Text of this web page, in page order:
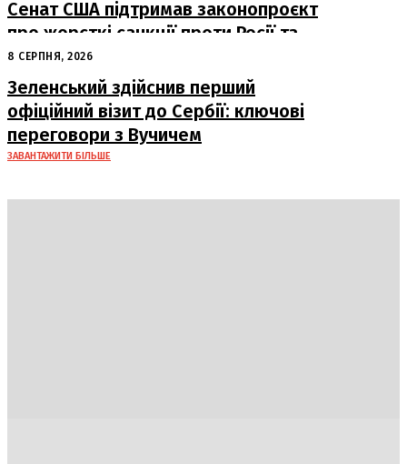
Сенат США підтримав законопроєкт
про жорсткі санкції проти Росії та
Ірану
8 СЕРПНЯ, 2026
Зеленський здійснив перший
офіційний візит до Сербії: ключові
переговори з Вучичем
ЗАВАНТАЖИТИ БІЛЬШЕ